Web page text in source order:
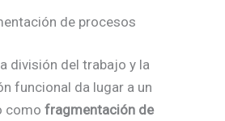
de procesos
división del trabajo y la
funcional da lugar a un
como fragmentación de